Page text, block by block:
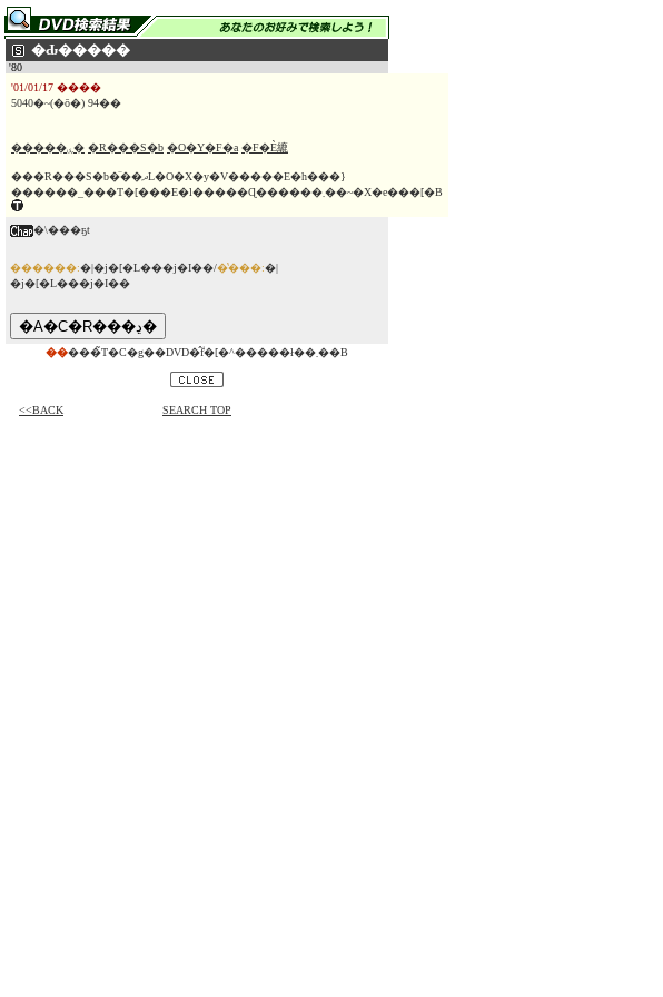
�Ԃ�����
'80
'01/01/17 ����
5040�~(�ō�) 94��
�����ۑ� �R���S�b �O�Y�F�a �F�È䌒
���R���S�b�̈��ދL�O�X�y�V�����E�h���}
������_���T�[���E�l�����Ɋ������܂��~�X�e���[�B
�\���ҕt
������:�|�j�[�L���j�I��/�̔���:�|
�j�[�L���j�I��
�� ���̃T�C�g��DVD�̂݃f�[�^�����ł��܂��B
<<BACK SEARCH TOP